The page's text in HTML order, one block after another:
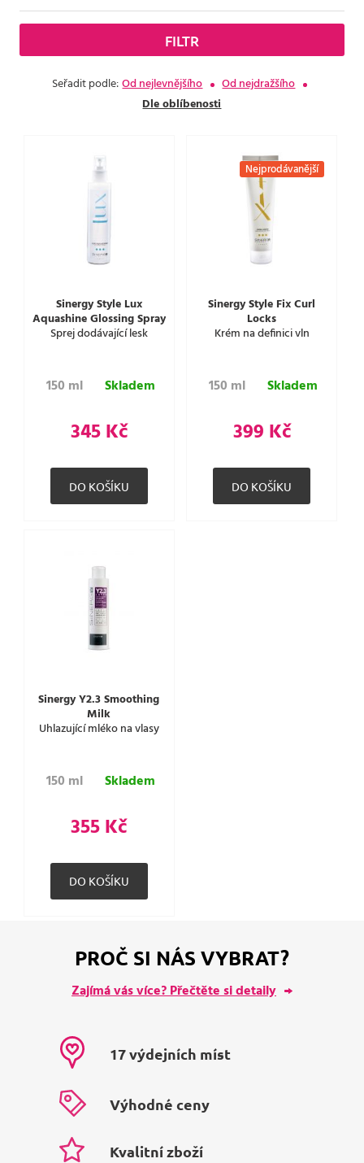
FILTR
Seřadit podle:Od nejlevnějšího
Od nejdražšího
Dle oblíbenosti
Sinergy Style Lux
Aquashine Glossing Spray
Sprej dodávající lesk
150 ml Skladem
345 Kč
Nejprodávanější
Sinergy Style Fix Curl
Locks
Krém na definici vln
150 ml Skladem
399 Kč
Sinergy Y2.3 Smoothing
Milk
Uhlazující mléko na vlasy
150 ml Skladem
355 Kč
PROČ SI NÁS VYBRAT?
Zajímá vás více? Přečtěte si detaily
17 výdejních míst
Výhodné ceny
Kvalitní zboží